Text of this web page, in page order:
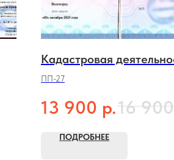
Кадастровая
ПП-27
13 900 р.16 900
ПОДРОБНЕЕ